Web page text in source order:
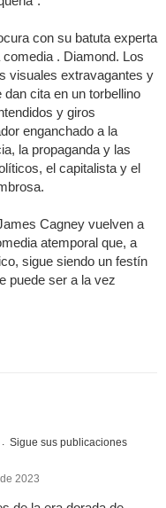
con su batuta experta
. Diamond. Los
visuales extravagantes y
cita en un torbellino
y giros
enganchado a la
la propaganda y las
el capitalista y el
Cagney vuelven a
atemporal que, a
sigue siendo un festín
puede ser a la vez
Sigue sus publicaciones
2023